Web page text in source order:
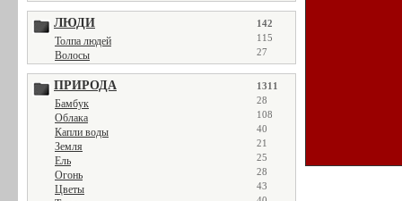
ЛЮДИ 142
Толпа людей 115
Волосы 27
ПРИРОДА 1311
Бамбук 28
Облака 108
Капли воды 40
Земля 21
Ель 25
Огонь 28
Цветы 43